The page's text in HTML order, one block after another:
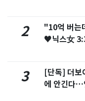
2
"10억 버는
♥닉스女
3
[단독] 더보
에 안긴다…